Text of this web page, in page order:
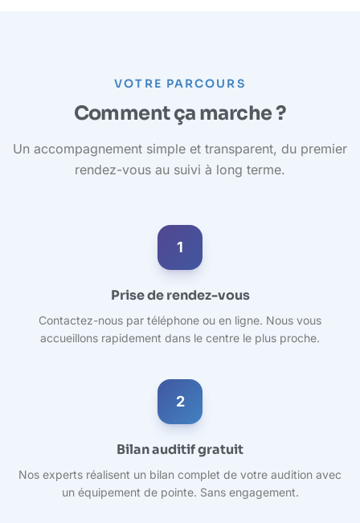
VOTRE PARCOURS
Comment ça marche ?
Un accompagnement simple et transparent, du premier
rendez-vous au suivi à long terme.
1
Prise de rendez-vous
Contactez-nous par téléphone ou en ligne. Nous vous
accueillons rapidement dans le centre le plus proche.
2
Bilan auditif gratuit
Nos experts réalisent un bilan complet de votre audition avec
un équipement de pointe. Sans engagement.